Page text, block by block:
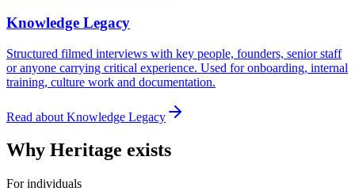
Knowledge Legacy
Structured filmed interviews with key people, founders, senior staff
or anyone carrying critical experience. Used for onboarding, internal
training, culture work and documentation.
Read about Knowledge Legacy
Why Heritage exists
For individuals